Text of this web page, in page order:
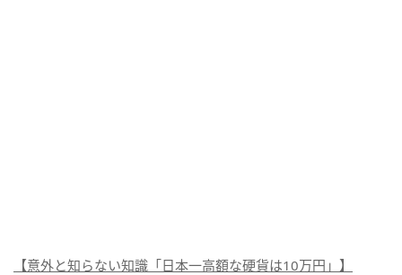
【意外と知らない知識「日本一高額な硬貨は10万円」】